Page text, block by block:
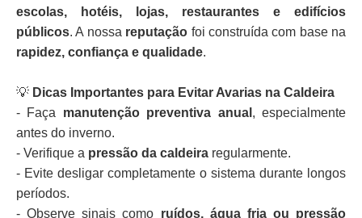
escolas, hotéis, lojas, restaurantes e edifícios
públicos. A nossa reputação foi construída com base na
rapidez, confiança e qualidade.
💡 Dicas Importantes para Evitar Avarias na Caldeira
- Faça manutenção preventiva anual , especialmente
antes do inverno.
- Verifique a pressão da caldeira regularmente.
- Evite desligar completamente o sistema durante longos
períodos.
- Observe sinais como ruídos, água fria ou pressão